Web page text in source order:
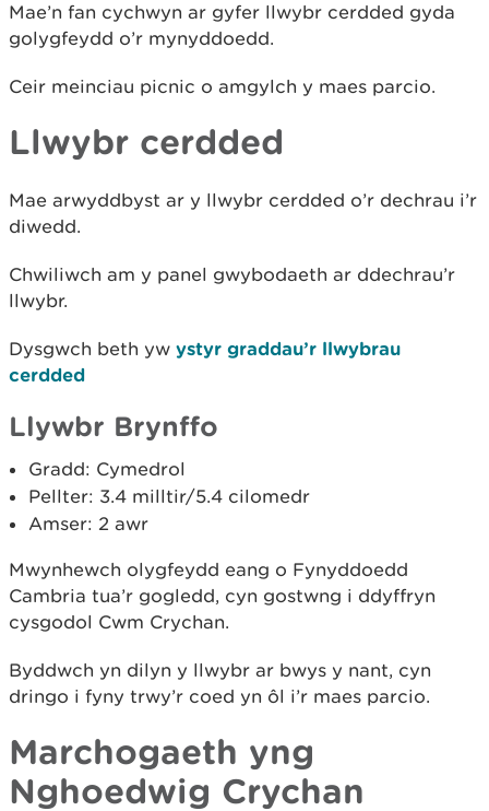
Mae’n fan cychwyn ar gyfer llwybr cerdded gyda
golygfeydd o’r mynyddoedd.
Ceir meinciau picnic o amgylch y maes parcio.
Llwybr cerdded
Mae arwyddbyst ar y llwybr cerdded o’r dechrau i’r
diwedd.
Chwiliwch am y panel gwybodaeth ar ddechrau’r
llwybr.
Dysgwch beth yw ystyr graddau’r llwybrau
cerdded
Llywbr Brynffo
Gradd: Cymedrol
Pellter: 3.4 milltir/5.4 cilomedr
Amser: 2 awr
Mwynhewch olygfeydd eang o Fynyddoedd
Cambria tua’r gogledd, cyn gostwng i ddyffryn
cysgodol Cwm Crychan.
Byddwch yn dilyn y llwybr ar bwys y nant, cyn
dringo i fyny trwy’r coed yn ôl i’r maes parcio.
Marchogaeth yng
Nghoedwig Crychan